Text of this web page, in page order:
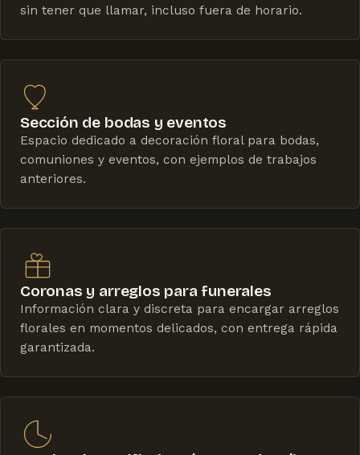
sin tener que llamar, incluso fuera de horario.
Sección de bodas y eventos
Espacio dedicado a decoración floral para bodas,
comuniones y eventos, con ejemplos de trabajos
anteriores.
Coronas y arreglos para funerales
Información clara y discreta para encargar arreglos
florales en momentos delicados, con entrega rápida
garantizada.